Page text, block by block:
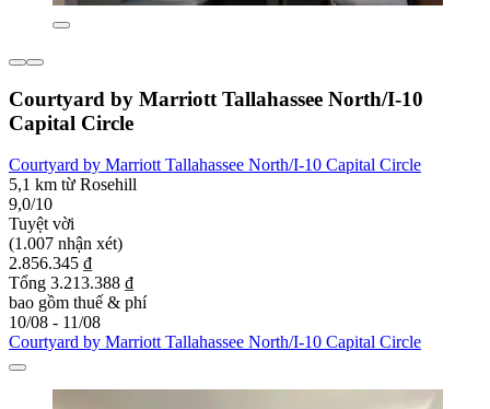
Courtyard by Marriott Tallahassee North/I-10
Capital Circle
Courtyard by Marriott Tallahassee North/I-10 Capital Circle
5,1 km từ Rosehill
9,0/10
Tuyệt vời
(1.007 nhận xét)
2.856.345 ₫
Tổng 3.213.388 ₫
bao gồm thuế & phí
10/08 - 11/08
Courtyard by Marriott Tallahassee North/I-10 Capital Circle